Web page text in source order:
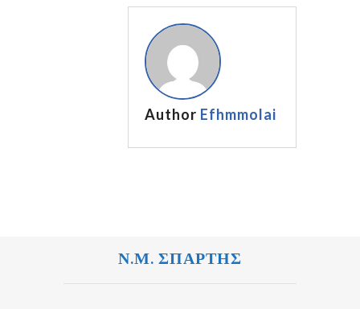
Author Efhmmolai
Ν.Μ. ΣΠΑΡΤΗΣ